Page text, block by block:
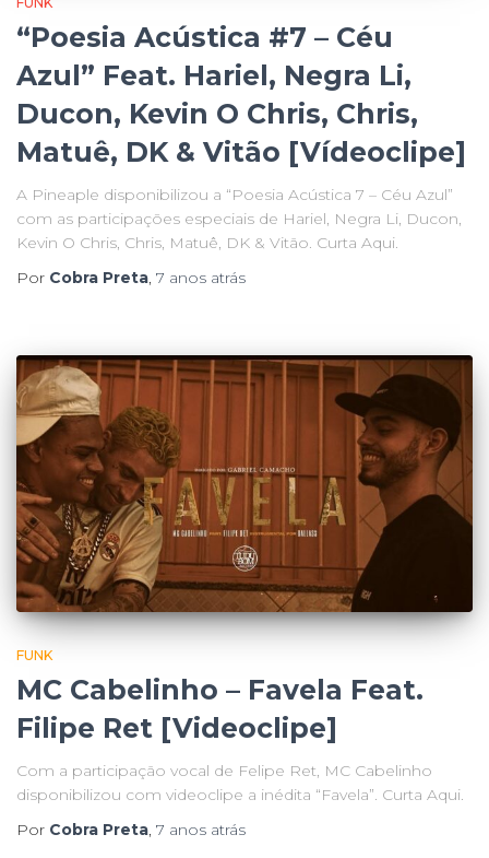
“Poesia Acústica #7 – Céu
Azul” Feat. Hariel, Negra Li,
Ducon, Kevin O Chris, Chris,
Matuê, DK & Vitão [Vídeoclipe]
A Pineaple disponibilizou a “Poesia Acústica 7 – Céu Azul”
com as participações especiais de Hariel, Negra Li, Ducon,
Kevin O Chris, Chris, Matuê, DK & Vitão. Curta Aqui.
Por Cobra Preta, 7 anos atrás
FUNK
MC Cabelinho – Favela Feat.
Filipe Ret [Videoclipe]
Com a participação vocal de Felipe Ret, MC Cabelinho
disponibilizou com videoclipe a inédita “Favela”. Curta Aqui.
Por Cobra Preta, 7 anos atrás